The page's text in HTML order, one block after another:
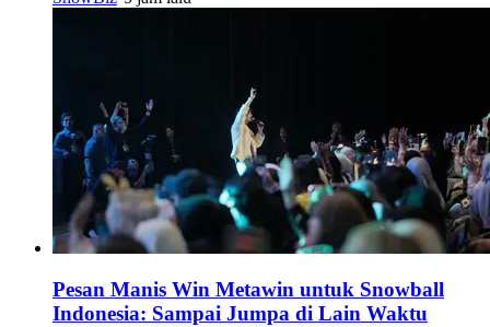
Pesan Manis Win Metawin untuk Snowball
Indonesia: Sampai Jumpa di Lain Waktu